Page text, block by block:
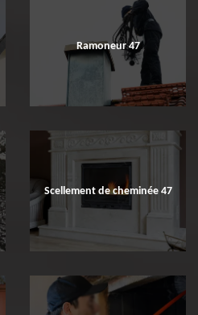
Ramoneur 47
Scellement de cheminée 47